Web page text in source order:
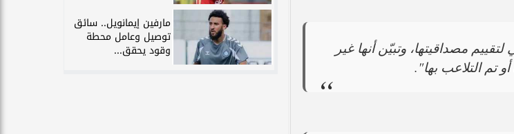
مصداقيتها، وتبيّن أنها غير
تم التلاعب بها".
مارفين إيمانويل.. سائق
توصيل وعامل محطة
وقود يحقق...